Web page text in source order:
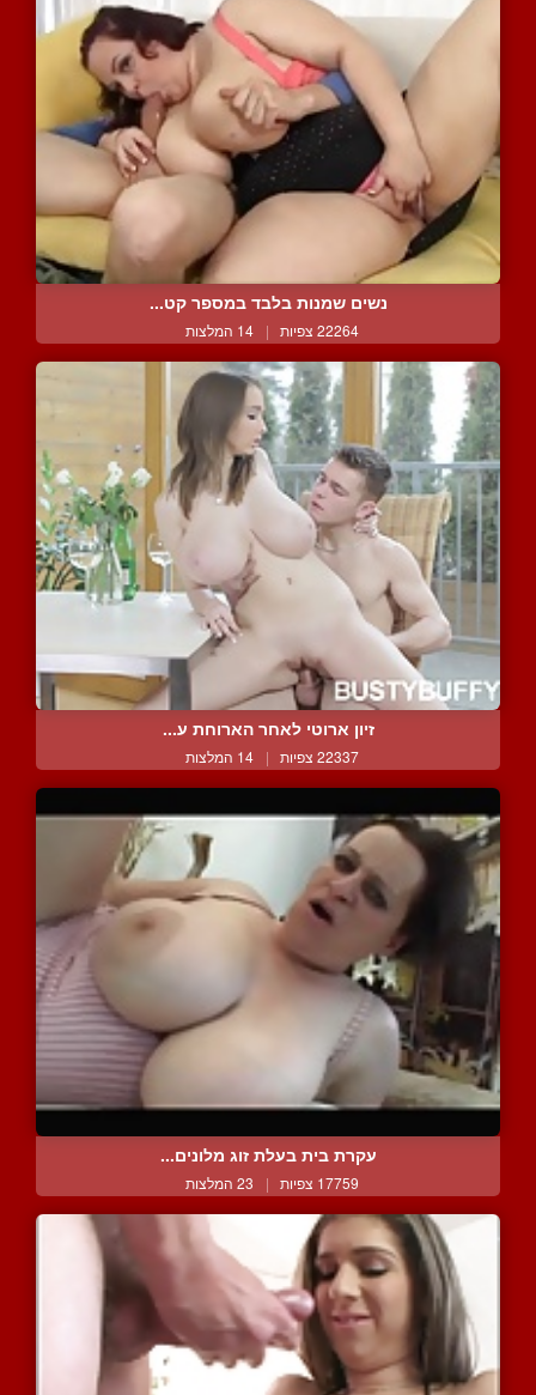
נשים שמנות בלבד במספר קט...
22264 צפיות | 14 המלצות
זיון ארוטי לאחר הארוחת ע...
22337 צפיות | 14 המלצות
עקרת בית בעלת זוג מלונים...
17759 צפיות | 23 המלצות